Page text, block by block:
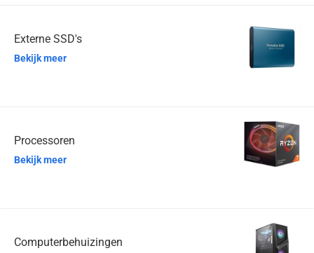
Externe SSD's
Bekijk meer
Processoren
Bekijk meer
Computerbehuizingen